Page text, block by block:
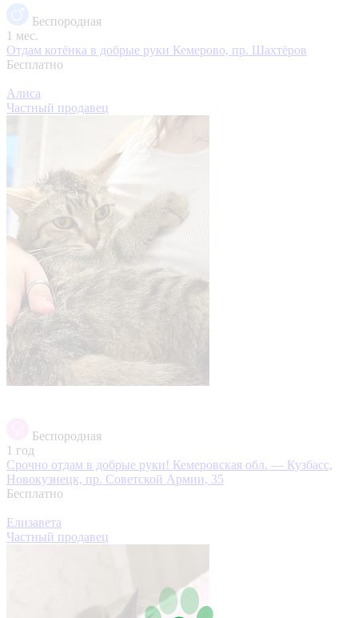
Беспородная
1 мес.
Отдам котёнка в добрые руки Кемерово, пр. Шахтёров
Бесплатно
Алиса
Частный продавец
Беспородная
1 год
Срочно отдам в добрые руки! Кемеровская обл. — Кузбасс,
Новокузнецк, пр. Советской Армии, 35
Бесплатно
Елизавета
Частный продавец